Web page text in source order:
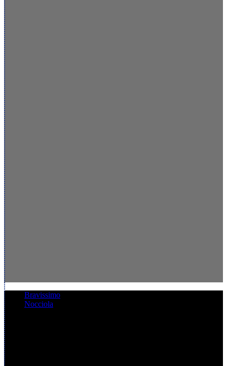
Bravissimo
Nocciola
Nocciola